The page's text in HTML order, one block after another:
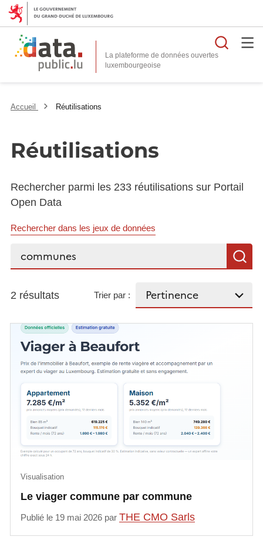
La plateforme de données ouvertes
Accueil Réutilisations
Réutilisations
Rechercher parmi les 233 réutilisations sur Portail
Open Data
Rechercher dans les jeux de données
2 résultats Trier par :
Le viager commune par commune
Visualisation
Publié le 19 mai 2026 parTHE CMO Sarls